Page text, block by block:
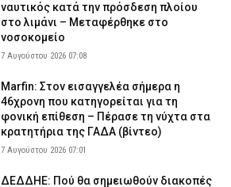
ναυτικός κατά την πρόσδεση πλοίου
στο λιμάνι – Μεταφέρθηκε στο
νοσοκομείο
7 Αυγούστου 2026 07:08
Marfin: Στον εισαγγελέα σήμερα η
46χρονη που κατηγορείται για τη
φονική επίθεση – Πέρασε τη νύχτα στα
κρατητήρια της ΓΑΔΑ (βίντεο)
7 Αυγούστου 2026 07:01
ΔΕΔΔΗΕ: Πού θα σημειωθούν διακοπές